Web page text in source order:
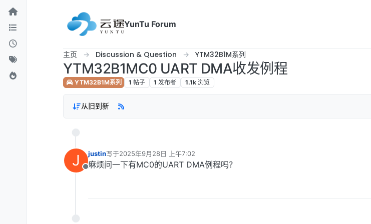
跳转至内容
YunTu Forum
主页 Discussion & Question YTM32B1M系列
YTM32B1MC0 UART DMA收发例程
YTM32B1M系列 1 帖子 1 发布者 1.1k 浏览
从旧到新
J
离线
justin写于2025年9月28日 上午7:02
最后由 编辑
麻烦问一下有MC0的UART DMA例程吗？